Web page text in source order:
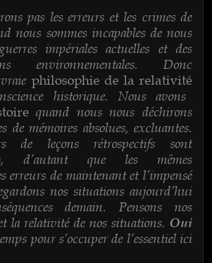
pas les erreurs et les crimes de
nous sommes incapables de nous
impériales actuelles et des
environnementales. Donc
philosophie de la relativité
historique. Nous avons
quand nous nous déchirons
de mémoires absolues, excluantes.
de leçons rétrospectifs sont
d’autant que les mêmes
erreurs de maintenant et l’impensé
nos situations aujourd’hui
demain. Pensons nos
la relativité de nos situations. Oui
pour s’occuper de l’essentiel ici